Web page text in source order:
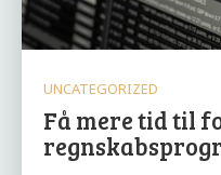
UNCATEGORIZED
Få mere tid til